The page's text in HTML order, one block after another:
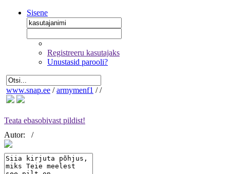
Sisene
Registreeru kasutajaks
Unustasid parooli?
www.snap.ee / armymenf1 / /
Teata ebasobivast pildist!
Autor:
/